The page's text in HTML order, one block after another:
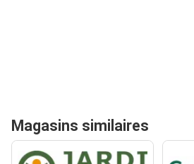
Magasins similaires